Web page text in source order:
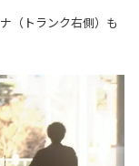
（トランク右側）も